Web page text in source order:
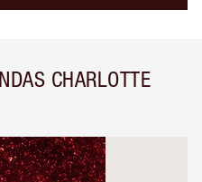
CHARLOTTE